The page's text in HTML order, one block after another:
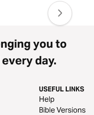
you to
day.
USEFUL LINKS
Help
Bible Versions